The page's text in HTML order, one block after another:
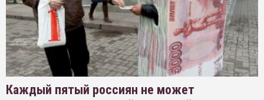
Каждый пятый россиян не может